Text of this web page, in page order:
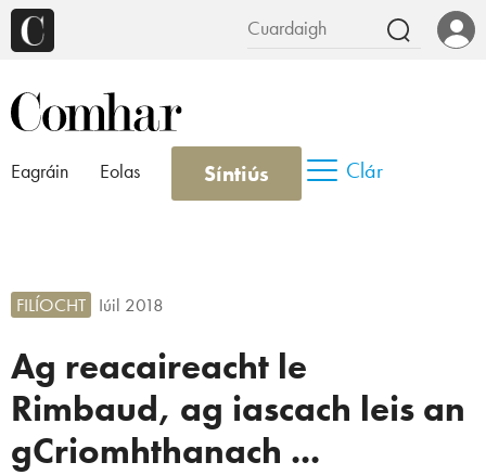
Eagráin Eolas Síntiús Clár
Ag reacaireacht le
Rimbaud, ag iascach leis an
gCriomhthanach ...
FILÍOCHT Iúil 2018